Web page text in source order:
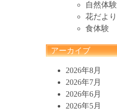
自然体験
花だより
食体験
アーカイブ
2026年8月
2026年7月
2026年6月
2026年5月